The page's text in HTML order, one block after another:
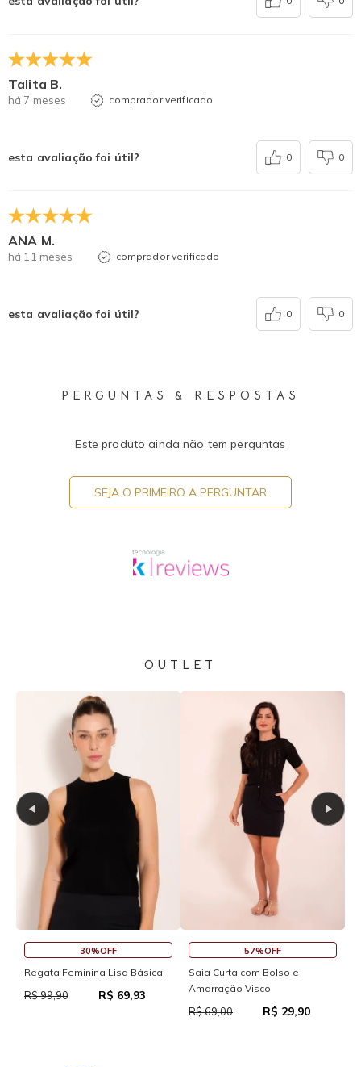
Talita B.
há 7 meses comprador verificado
esta avaliação foi útil? 0 0
ANA M.
há 11 meses comprador verificado
esta avaliação foi útil? 0 0
PERGUNTAS & RESPOSTAS
Este produto ainda não tem perguntas
SEJA O PRIMEIRO A PERGUNTAR
OUTLET
30%OFF
Regata Feminina Lisa Básica
R$ 99,90 R$ 69,93
57%OFF
Saia Curta com Bolso e
Amarração Visco
R$ 69,00 R$ 29,90